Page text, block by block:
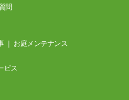
問
｜ お庭メンテナンス
ビス